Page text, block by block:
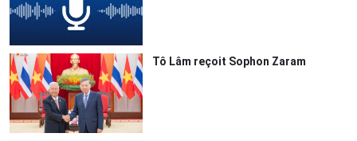
Tô Lâm reçoit Sophon Zaram